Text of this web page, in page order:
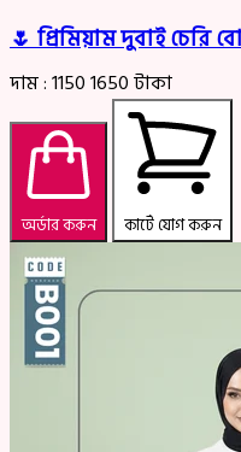
🌷 প্রিমিয়াম দুবাই চেরি
দাম :11501650টাকা
অর্ডার করুন কার্টে যোগ করুন